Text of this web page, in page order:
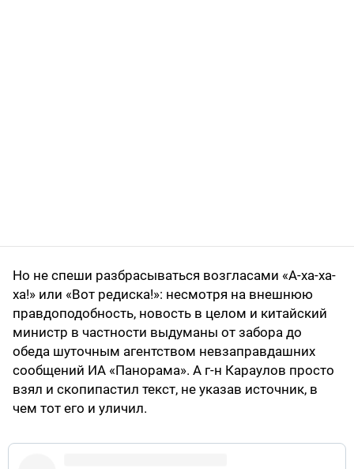
Но не спеши разбрасываться возгласами «А-ха-ха-
ха!» или «Вот редиска!»: несмотря на внешнюю
правдоподобность, новость в целом и китайский
министр в частности выдуманы от забора до
обеда шуточным агентством невзаправдашних
сообщений ИА «Панорама». А г-н Караулов просто
взял и скопипастил текст, не указав источник, в
чем тот его и уличил.
Один гражданин, считающийся известным